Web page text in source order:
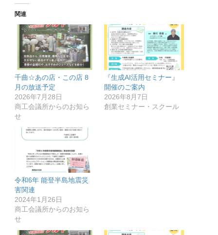
関連
千曲☆あの店・この店 8
月の放送予定
2026年7月28日
商工会議所からのお知ら
せ
『生成AI活用セミナー』
開催のご案内
2026年8月7日
創業セミナー・スクール
令和6年 能登半島地震災
害関連
2024年1月26日
商工会議所からのお知ら
せ